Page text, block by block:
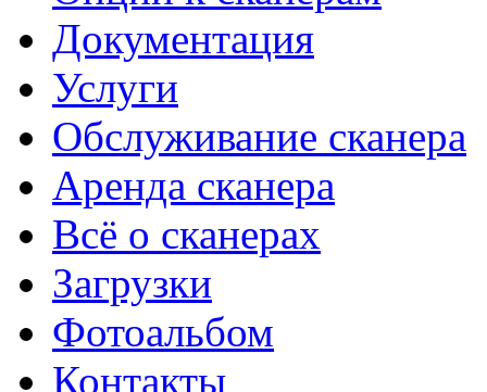
Документация
Услуги
Обслуживание сканера
Аренда сканера
Всё о сканерах
Загрузки
Фотоальбом
Контакты